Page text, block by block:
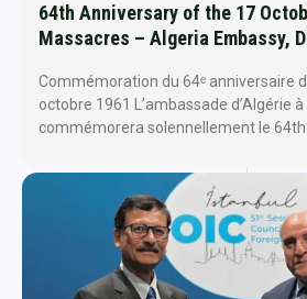
64th Anniversary of the 17
Massacres – Algeria Embassy,
Commémoration du 64ᵉ anniversaire
octobre 1961 L’ambassade d’Algérie à
commémorera solennellement le